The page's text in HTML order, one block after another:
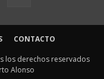
CONTACTO
los derechos reservados
Alonso